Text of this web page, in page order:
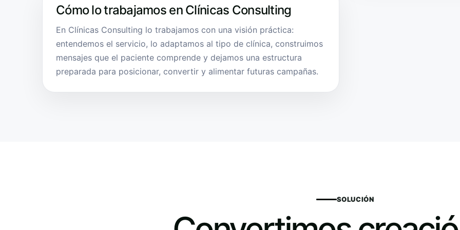
Cómo lo trabajamos en Clínicas Consulting
En Clínicas Consulting lo trabajamos con una visión práctica:
entendemos el servicio, lo adaptamos al tipo de clínica, construimos
mensajes que el paciente comprende y dejamos una estructura
preparada para posicionar, convertir y alimentar futuras campañas.
SOLUCIÓN